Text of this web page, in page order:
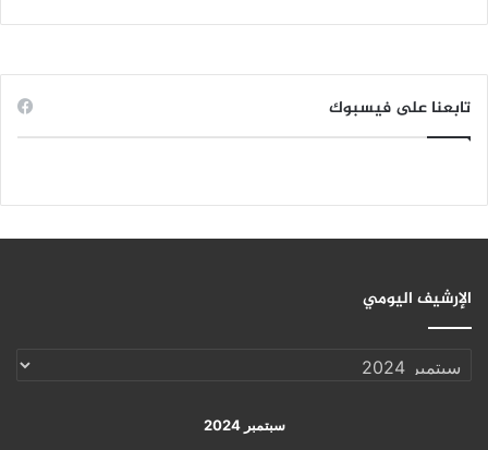
تابعنا على فيسبوك
الإرشيف اليومي
سبتمبر 2024